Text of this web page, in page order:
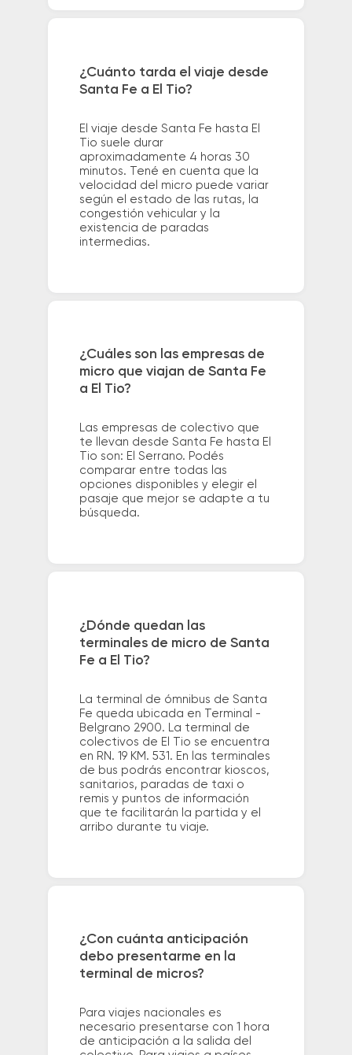
¿Cuánto tarda el viaje desde
Santa Fe a El Tio?
El viaje desde Santa Fe hasta El
Tio suele durar
aproximadamente 4 horas 30
minutos. Tené en cuenta que la
velocidad del micro puede variar
según el estado de las rutas, la
congestión vehicular y la
existencia de paradas
intermedias.
¿Cuáles son las empresas de
micro que viajan de Santa Fe
a El Tio?
Las empresas de colectivo que
te llevan desde Santa Fe hasta El
Tio son: El Serrano. Podés
comparar entre todas las
opciones disponibles y elegir el
pasaje que mejor se adapte a tu
búsqueda.
¿Dónde quedan las
terminales de micro de Santa
Fe a El Tio?
La terminal de ómnibus de Santa
Fe queda ubicada en Terminal -
Belgrano 2900. La terminal de
colectivos de El Tio se encuentra
en RN. 19 KM. 531. En las terminales
de bus podrás encontrar kioscos,
sanitarios, paradas de taxi o
remis y puntos de información
que te facilitarán la partida y el
arribo durante tu viaje.
¿Con cuánta anticipación
debo presentarme en la
terminal de micros?
Para viajes nacionales es
necesario presentarse con 1 hora
de anticipación a la salida del